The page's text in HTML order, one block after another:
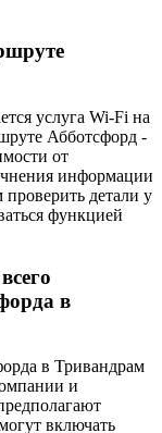
услуга Wi-Fi на
Абботсфорд -
от
информации
детали у
функцией
в
в Тривандрам
и
включать